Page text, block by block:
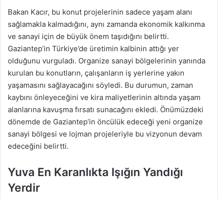
Bakan Kacır, bu konut projelerinin sadece yaşam alanı
sağlamakla kalmadığını, aynı zamanda ekonomik kalkınma
ve sanayi için de büyük önem taşıdığını belirtti.
Gaziantep’in Türkiye’de üretimin kalbinin attığı yer
olduğunu vurguladı. Organize sanayi bölgelerinin yanında
kurulan bu konutların, çalışanların iş yerlerine yakın
yaşamasını sağlayacağını söyledi. Bu durumun, zaman
kaybını önleyeceğini ve kira maliyetlerinin altında yaşam
alanlarına kavuşma fırsatı sunacağını ekledi. Önümüzdeki
dönemde de Gaziantep’in öncülük edeceği yeni organize
sanayi bölgesi ve lojman projeleriyle bu vizyonun devam
edeceğini belirtti.
Yuva En Karanlıkta Işığın Yandığı
Yerdir